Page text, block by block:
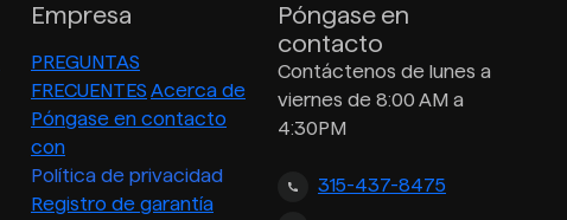
Empresa
PREGUNTAS
FRECUENTES Acerca de
Póngase en contacto
con
Política de privacidad
Registro de garantía
Póngase en
contacto
Contáctenos de lunes a
viernes de 8:00 AM a
4:30PM
315-437-8475